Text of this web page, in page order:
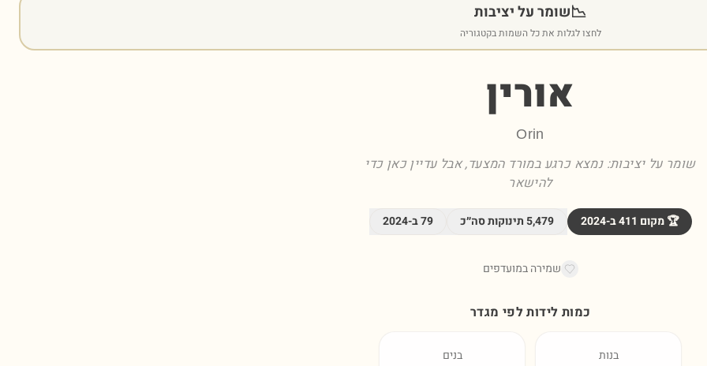
📉שומר על יציבות
לחצו לגלות את כל השמות בקטגוריה
אורין
Orin
שומר על יציבות: נמצא כרגע במורד המצעד, אבל עדיין כאן כדי
להישאר
🏆 מקום 411ב-2024
5,479תינוקות סה״כ 79ב-2024
שמירה במועדפים
כמות לידות לפי מגדר
בנות בנים